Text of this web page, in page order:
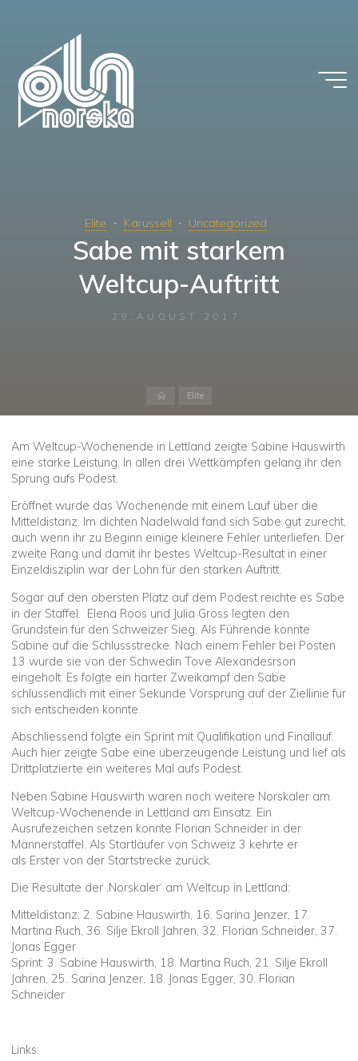
Elite Karussell Uncategorized
Sabe mit starkem
Weltcup-Auftritt
29.AUGUST 2017
Elite
Am Weltcup-Wochenende in Lettland zeigte Sabine Hauswirth
eine starke Leistung. In allen drei Wettkämpfen gelang ihr den
Sprung aufs Podest.
Eröffnet wurde das Wochenende mit einem Lauf über die
Mitteldistanz. Im dichten Nadelwald fand sich Sabe gut zurecht,
auch wenn ihr zu Beginn einige kleinere Fehler unterliefen. Der
zweite Rang und damit ihr bestes Weltcup-Resultat in einer
Einzeldisziplin war der Lohn für den starken Auftritt.
Sogar auf den obersten Platz auf dem Podest reichte es Sabe
in der Staffel. Elena Roos und Julia Gross legten den
Grundstein für den Schweizer Sieg. Als Führende konnte
Sabine auf die Schlussstrecke. Nach einem Fehler bei Posten
13 wurde sie von der Schwedin Tove Alexandesrson
eingeholt. Es folgte ein harter Zweikampf den Sabe
schlussendlich mit einer Sekunde Vorsprung auf der Ziellinie für
sich entscheiden konnte.
Abschliessend folgte ein Sprint mit Qualifikation und Finallauf.
Auch hier zeigte Sabe eine überzeugende Leistung und lief als
Drittplatzierte ein weiteres Mal aufs Podest.
Neben Sabine Hauswirth waren noch weitere Norskaler am
Weltcup-Wochenende in Lettland am Einsatz. Ein
Ausrufezeichen setzen konnte Florian Schneider in der
Männerstaffel. Als Startläufer von Schweiz 3 kehrte er
als Erster von der Startstrecke zurück.
Die Resultate der ‚Norskaler‘ am Weltcup in Lettland:
Mitteldistanz: 2. Sabine Hauswirth, 16. Sarina Jenzer, 17.
Martina Ruch, 36. Silje Ekroll Jahren, 32. Florian Schneider, 37.
Jonas Egger
Sprint: 3. Sabine Hauswirth, 18. Martina Ruch, 21. Silje Ekroll
Jahren, 25. Sarina Jenzer, 18. Jonas Egger, 30. Florian
Schneider
Links: